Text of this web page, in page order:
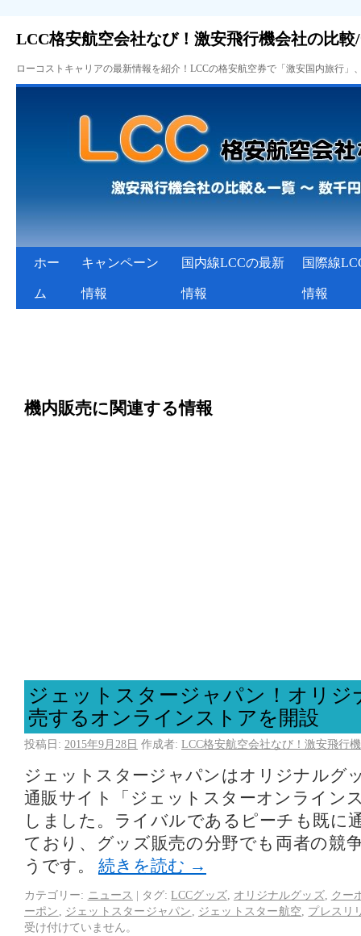
LCC格安航空会社なび！激安飛行機会社の比較
ローコストキャリアの最新情報を紹介！LCCの格安航空券で「激安国内旅行
ホー
ム
キャンペーン
情報
国内線LCCの最新
情報
国際線
情報
機内販売に関連する情報
ジェットスタージャパン！オリジ
売するオンラインストアを開設
投稿日: 2015年9月28日 作成者: LCC格安航空会社なび！激安飛行
ジェットスタージャパンはオリジナルグ
通販サイト「ジェットスターオンライン
しました。ライバルであるピーチも既に
ており、グッズ販売の分野でも両者の競
うです。 続きを読む →
カテゴリー: ニュース | タグ: LCCグッズ, オリジナルグッズ,
クー
ーポン
ジェットスタージャパン ジェットスター航空
プレスリ
受け付けていません。